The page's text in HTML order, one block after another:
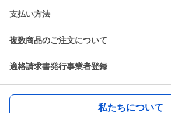
支払い方法
複数商品のご注文について
適格請求書発行事業者登録
私たちについて